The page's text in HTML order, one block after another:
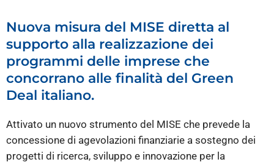
Nuova misura del MISE diretta al
supporto alla realizzazione dei
programmi delle imprese che
concorrano alle finalità del Green
Deal italiano.
Attivato un nuovo strumento del MISE che prevede la
concessione di agevolazioni finanziarie a sostegno dei
progetti di ricerca, sviluppo e innovazione per la